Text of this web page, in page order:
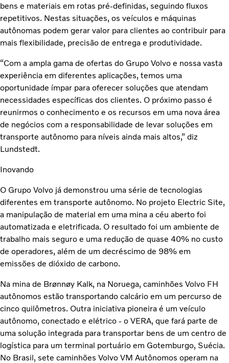
bens e materiais em rotas pré-definidas, seguindo fluxos
repetitivos. Nestas situações, os veículos e máquinas
autônomas podem gerar valor para clientes ao contribuir para
mais flexibilidade, precisão de entrega e produtividade.
“Com a ampla gama de ofertas do Grupo Volvo e nossa vasta
experiência em diferentes aplicações, temos uma
oportunidade ímpar para oferecer soluções que atendam
necessidades específicas dos clientes. O próximo passo é
reunirmos o conhecimento e os recursos em uma nova área
de negócios com a responsabilidade de levar soluções em
transporte autônomo para níveis ainda mais altos,” diz
Lundstedt.
Inovando
O Grupo Volvo já demonstrou uma série de tecnologias
diferentes em transporte autônomo. No projeto Electric Site,
a manipulação de material em uma mina a céu aberto foi
automatizada e eletrificada. O resultado foi um ambiente de
trabalho mais seguro e uma redução de quase 40% no custo
de operadores, além de um decréscimo de 98% em
emissões de dióxido de carbono.
Na mina de Brønnøy Kalk, na Noruega, caminhões Volvo FH
autônomos estão transportando calcário em um percurso de
cinco quilômetros. Outra iniciativa pioneira é um veículo
autônomo, conectado e elétrico - o VERA, que fará parte de
uma solução integrada para transportar bens de um centro de
logística para um terminal portuário em Gotemburgo, Suécia.
No Brasil, sete caminhões Volvo VM Autônomos operam na